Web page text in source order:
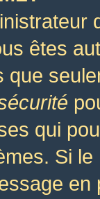
êtes
que
qui
Si